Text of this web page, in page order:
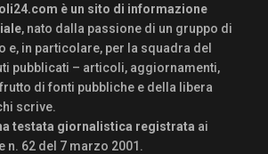
è un sito di informazione
, nato dalla passione di un gruppo di
e, in particolare, per la squadra del
pubblicati – articoli, aggiornamenti,
di fonti pubbliche e della libera
scrive.
testata giornalistica registrata ai
n. 62 del 7 marzo 2001.